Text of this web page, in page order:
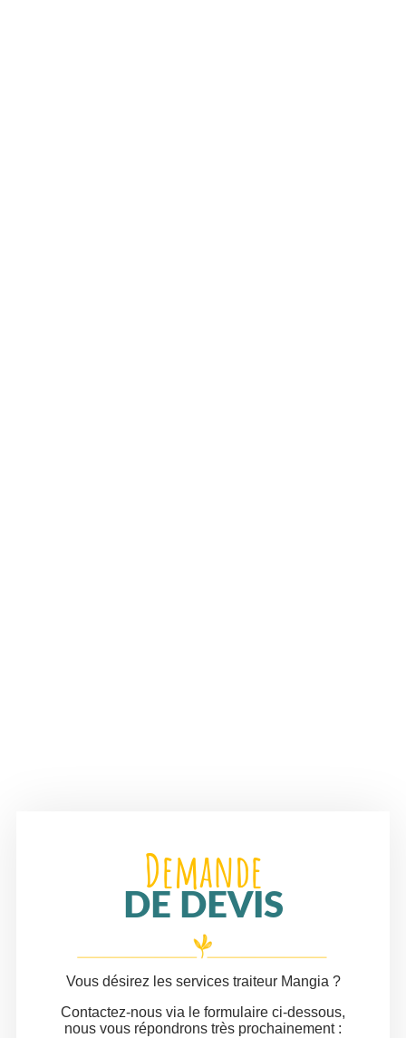
Demande
DE DEVIS
Vous désirez les services traiteur Mangia ?
Contactez-nous via le formulaire ci-dessous,
nous vous répondrons très prochainement :